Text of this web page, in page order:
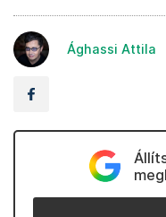
Ághassi Attila